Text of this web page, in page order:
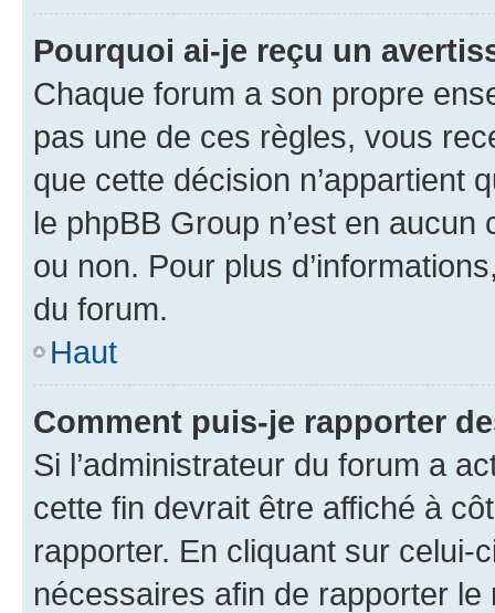
Pourquoi ai-je reçu un
Chaque forum a son propre
pas une de ces règles, vous
que cette décision n’appartient
le phpBB Group n’est en
ou non. Pour plus
du forum.
Haut
Comment puis-je rapporter
Si l’administrateur du forum a
cette fin devrait être affiché à
rapporter. En cliquant sur
nécessaires afin de rapporter le